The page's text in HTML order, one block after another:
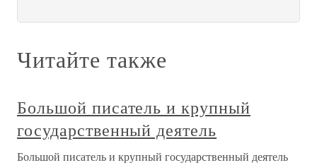
Читайте также
Большой писатель и крупный
государственный деятель
Большой писатель и крупный государственный деятель